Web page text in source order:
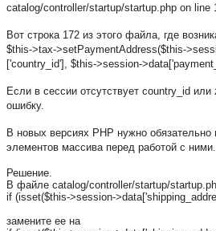
catalog/controller/startup/startup.php on line
Вот строка 172 из этого файла, где
$this->tax->setPaymentAddress($this-
['country_id'], $this->session->data['payment_
Если в сессии отсутствует country_id или
ошибку.
В новых версиях PHP нужно обязательно
элементов массива перед работой с ними.
Решение.
В файле catalog/controller/startup/
if (isset($this->session->data['
замените ее на